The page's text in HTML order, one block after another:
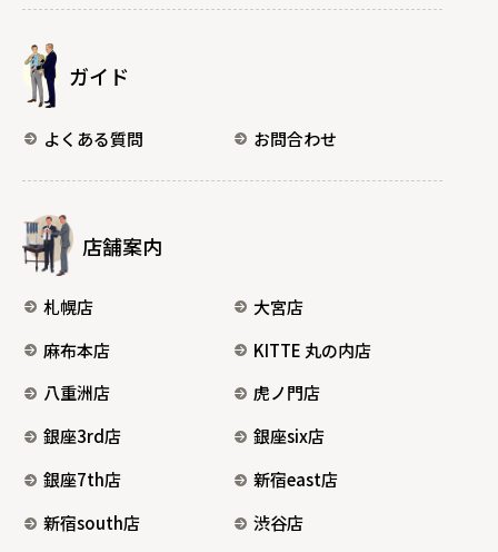
ガイド
よくある質問 お問合わせ
店舗案内
札幌店
大宮店
麻布本店
KITTE 丸の内店
八重洲店
虎ノ門店
銀座3rd店
銀座six店
銀座7th店
新宿east店
新宿south店
渋谷店